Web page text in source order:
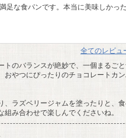
足な食パンです。本当に美味しかっ
全てのレビュ
トのバランスが絶妙で、一個まるご
おやつにぴったりのチョコレートカ
、ラズベリージャムを塗ったりと、
み合わせで楽しんでくださいね。